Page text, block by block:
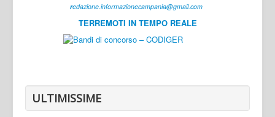
Caserta
redazione.informazionecampania@gmail.com
TERREMOTI IN TEMPO REALE
ULTIMISSIME